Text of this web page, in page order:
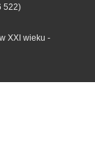
522)
XXI wieku -